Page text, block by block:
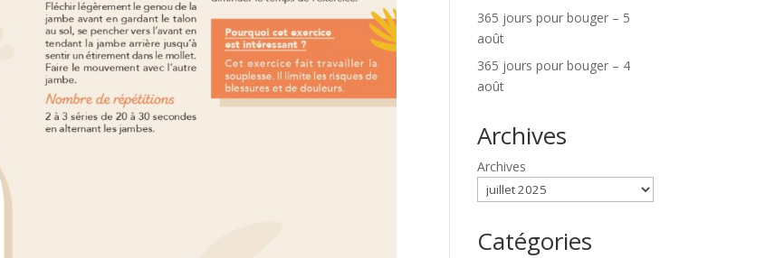
365 jours pour bouger – 5
août
365 jours pour bouger – 4
août
Archives
Archives
Catégories